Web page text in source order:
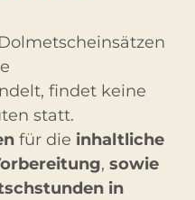
findet keine
statt.
für die inhaltliche
, sowie
in